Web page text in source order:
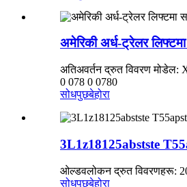
अमेरिकी अर्ध-ट्रेलर
अतिअवर्तन द्रुत विवरण मोडेल:
0 078 0 0780
सोधपुछबेहोरा
3L1z18125abstste
ओल्डवलोकन द्रुत विवरणहरू:
सोधपुछबेहोरा